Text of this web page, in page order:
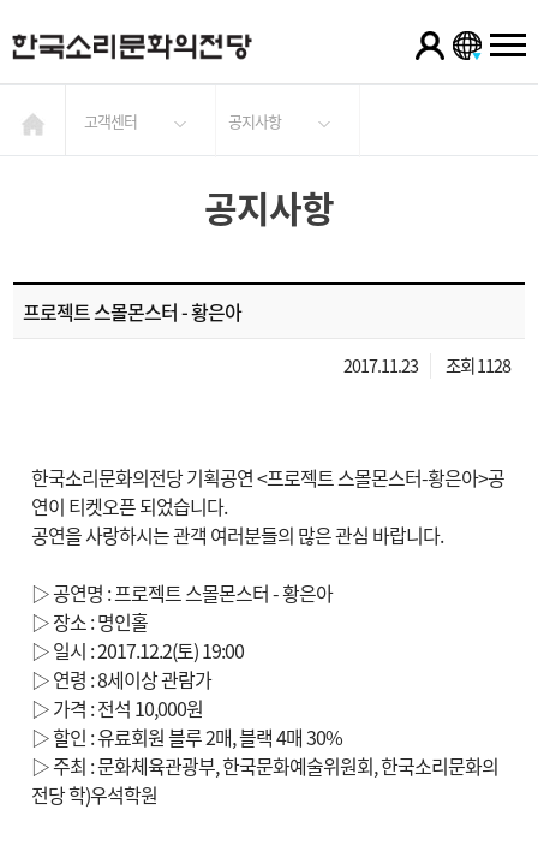
고객센터 공지사항
공지사항
프로젝트 스몰몬스터 - 황은아
2017.11.23 조회 1128
한국소리문화의전당 기획공연 <프로젝트 스몰몬스터-황은아>공
연이 티켓오픈 되었습니다.
공연을 사랑하시는 관객 여러분들의 많은 관심 바랍니다.
▷ 공연명 : 프로젝트 스몰몬스터 - 황은아
▷ 장소 : 명인홀
▷ 일시 : 2017.12.2(토) 19:00
▷ 연령 : 8세이상 관람가
▷ 가격 : 전석 10,000원
▷ 할인 : 유료회원 블루 2매, 블랙 4매 30%
▷ 주최 : 문화체육관광부, 한국문화예술위원회, 한국소리문화의
전당 학)우석학원